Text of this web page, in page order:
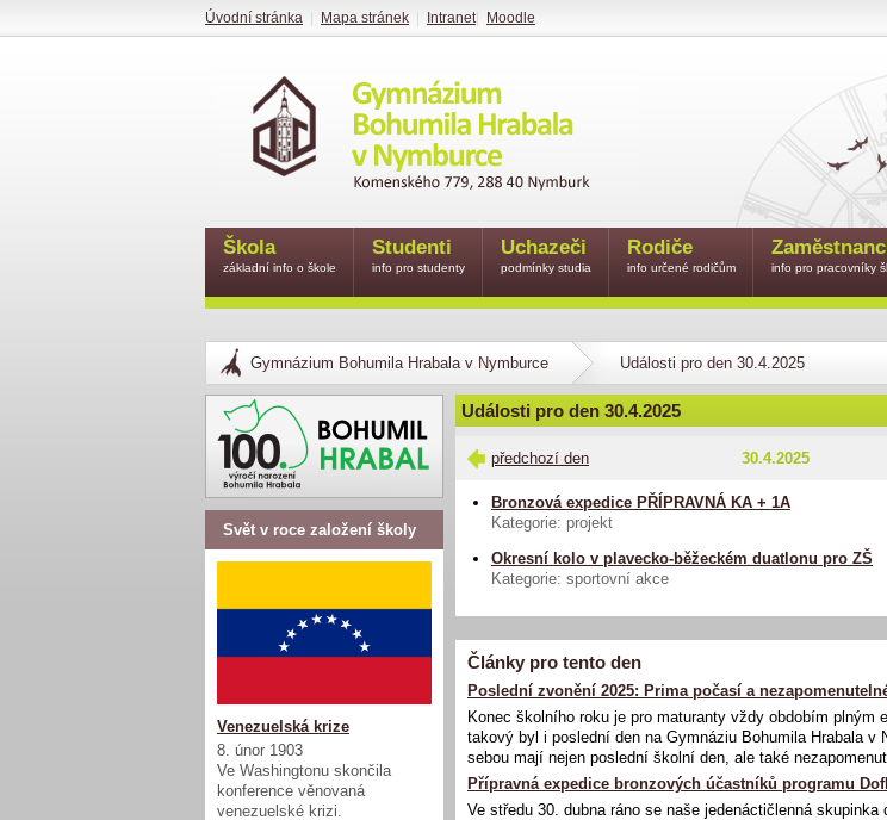
Gymnázium Bohumila Hrabala v Nymburce Události pro den 30.4.2025
Události pro den 30.4.2025
předchozí den 30.4.2025
Bronzová expedice PŘÍPRAVNÁ KA + 1A
Kategorie: projekt
Okresní kolo v plavecko-běžeckém duatlonu pro ZŠ
Kategorie: sportovní akce
Články pro tento den
Poslední zvonění 2025: Prima počasí a
Konec školního roku je pro maturanty vždy obdobím plným
takový byl i poslední den na Gymnáziu Bohumila Hrabala v
sebou mají nejen poslední školní den, ale také
Přípravná expedice bronzových účastníků programu
Ve středu 30. dubna ráno se naše jedenáctičlenná skupinka
Svět v roce založení školy
Venezuelská krize
8. únor 1903
Ve Washingtonu skončila
konference věnovaná
venezuelské krizi.
Škola
základní info o škole
Studenti
info pro studenty
Uchazeči
podmínky studia
Rodiče
info určené rodičům info pro pracovníky
Úvodní stránka Mapa stránek Intranet| Moodle